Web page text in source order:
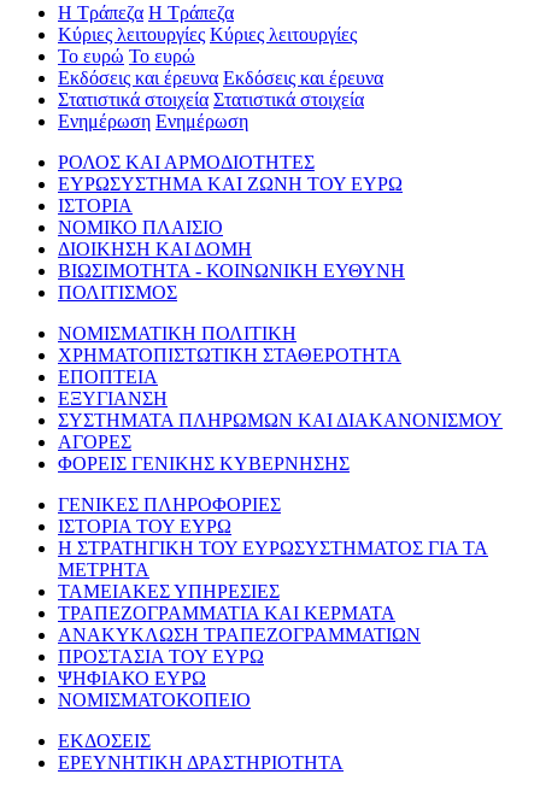
Η Τράπεζα Η Τράπεζα
Κύριες λειτουργίες Κύριες λειτουργίες
Το ευρώ Το ευρώ
Εκδόσεις και έρευνα Εκδόσεις και έρευνα
Στατιστικά στοιχεία Στατιστικά στοιχεία
Ενημέρωση Ενημέρωση
ΡΟΛΟΣ ΚΑΙ ΑΡΜΟΔΙΟΤΗΤΕΣ
ΕΥΡΩΣΥΣΤΗΜΑ ΚΑΙ ΖΩΝΗ ΤΟΥ ΕΥΡΩ
ΙΣΤΟΡΙΑ
ΝΟΜΙΚΟ ΠΛΑΙΣΙΟ
ΔΙΟΙΚΗΣΗ ΚΑΙ ΔΟΜΗ
ΒΙΩΣΙΜΟΤΗΤΑ - ΚΟΙΝΩΝΙΚΗ ΕΥΘΥΝΗ
ΠΟΛΙΤΙΣΜΟΣ
ΝΟΜΙΣΜΑΤΙΚΗ ΠΟΛΙΤΙΚΗ
ΧΡΗΜΑΤΟΠΙΣΤΩΤΙΚΗ ΣΤΑΘΕΡΟΤΗΤΑ
ΕΠΟΠΤΕΙΑ
ΕΞΥΓΙΑΝΣΗ
ΣΥΣΤΗΜΑΤΑ ΠΛΗΡΩΜΩΝ ΚΑΙ ΔΙΑΚΑΝΟΝΙΣΜΟΥ
ΑΓΟΡΕΣ
ΦΟΡΕΙΣ ΓΕΝΙΚΗΣ ΚΥΒΕΡΝΗΣΗΣ
ΓΕΝΙΚΕΣ ΠΛΗΡΟΦΟΡΙΕΣ
ΙΣΤΟΡΙΑ ΤΟΥ ΕΥΡΩ
Η ΣΤΡΑΤΗΓΙΚΗ ΤΟΥ ΕΥΡΩΣΥΣΤΗΜΑΤΟΣ ΓΙΑ ΤΑ
ΜΕΤΡΗΤΑ
ΤΑΜΕΙΑΚΕΣ ΥΠΗΡΕΣΙΕΣ
ΤΡΑΠΕΖΟΓΡΑΜΜΑΤΙΑ ΚΑΙ ΚΕΡΜΑΤΑ
ΑΝΑΚΥΚΛΩΣΗ ΤΡΑΠΕΖΟΓΡΑΜΜΑΤΙΩΝ
ΠΡΟΣΤΑΣΙΑ ΤΟΥ ΕΥΡΩ
ΨΗΦΙΑΚΟ ΕΥΡΩ
ΝΟΜΙΣΜΑΤΟΚΟΠΕΙΟ
ΕΚΔΟΣΕΙΣ
ΕΡΕΥΝΗΤΙΚΗ ΔΡΑΣΤΗΡΙΟΤΗΤΑ